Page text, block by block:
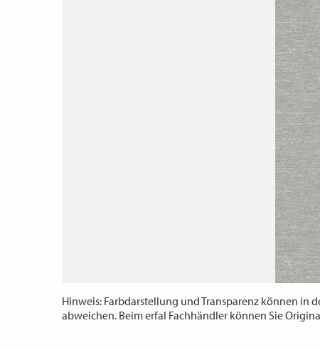
Hinweis: Farbdarstellung und Transparenz können in
abweichen. Beim erfal Fachhändler können Sie